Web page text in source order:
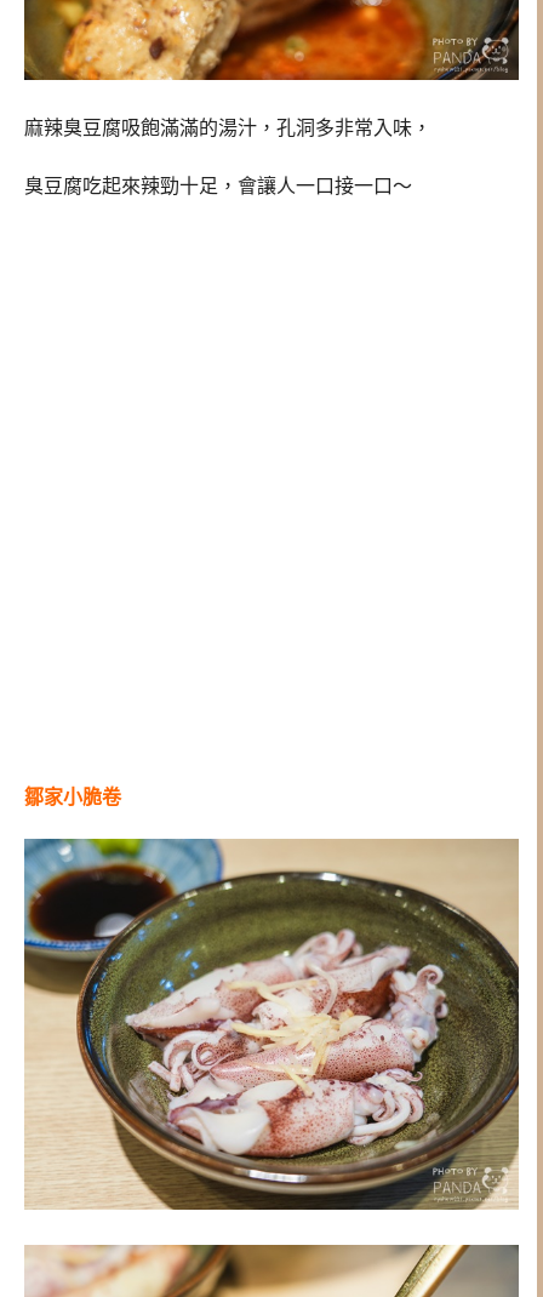
麻辣臭豆腐吸飽滿滿的湯汁，孔洞多非常入味，
臭豆腐吃起來辣勁十足，會讓人一口接一口～
鄒家小脆卷